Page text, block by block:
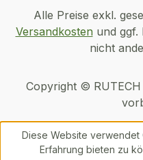
Alle Preise exkl.
Versandkosten und ggf.
nicht
Copyright ©
Diese Website verwendet
Erfahrung bieten zu